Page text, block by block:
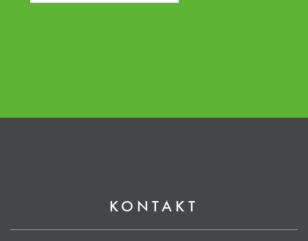
KONTAKT